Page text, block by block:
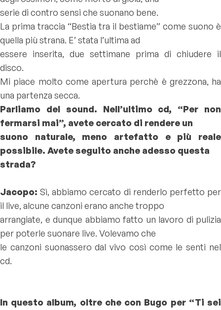
serie di contro sensi che suonano bene.
La prima traccia “Bestia tra il bestiame” come suono è
quella più strana. E’ stata l’ultima ad
essere inserita, due settimane prima di chiudere il
disco.
Mi piace molto come apertura perchè è grezzona, ha
una partenza secca.
Parliamo del sound. Nell’ultimo cd, “Per non
fermarsi mai”, avete cercato di rendere un
suono naturale, meno artefatto e più reale
possibile. Avete seguito anche adesso questa
strada?
Jacopo:Sì, abbiamo cercato di renderlo perfetto per
il live, alcune canzoni erano anche troppo
arrangiate, e dunque abbiamo fatto un lavoro di pulizia
per poterle suonare live. Volevamo che
le canzoni suonassero dal vivo così come le senti nel
cd.
In questo album, oltre che con Bugo per “Ti sei